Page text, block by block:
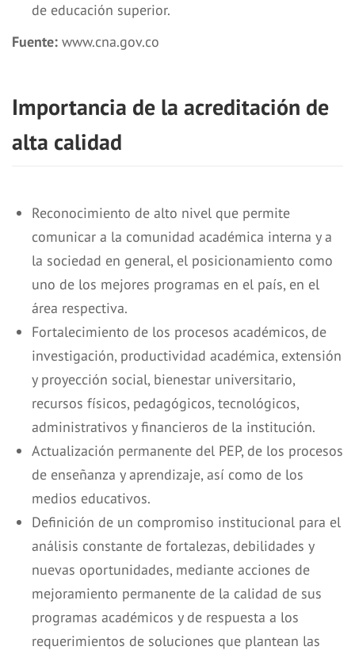
de educación superior.
Fuente: www.cna.gov.co
Importancia de la acreditación de
alta calidad
Reconocimiento de alto nivel que permite
comunicar a la comunidad académica interna y a
la sociedad en general, el posicionamiento como
uno de los mejores programas en el país, en el
área respectiva.
Fortalecimiento de los procesos académicos, de
investigación, productividad académica, extensión
y proyección social, bienestar universitario,
recursos físicos, pedagógicos, tecnológicos,
administrativos y financieros de la institución.
Actualización permanente del PEP, de los procesos
de enseñanza y aprendizaje, así como de los
medios educativos.
Definición de un compromiso institucional para el
análisis constante de fortalezas, debilidades y
nuevas oportunidades, mediante acciones de
mejoramiento permanente de la calidad de sus
programas académicos y de respuesta a los
requerimientos de soluciones que plantean las